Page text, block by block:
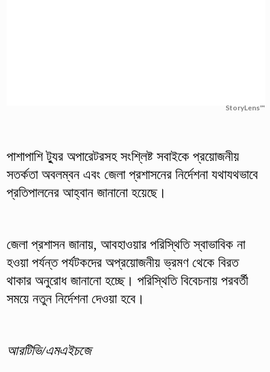
StoryLens™
পাশাপাশি ট্যুর অপারেটরসহ সংশ্লিষ্ট সবাইকে প্রয়োজনীয়
সতর্কতা অবলম্বন এবং জেলা প্রশাসনের নির্দেশনা যথাযথভাবে
প্রতিপালনের আহ্বান জানানো হয়েছে।
জেলা প্রশাসন জানায়, আবহাওয়ার পরিস্থিতি স্বাভাবিক না
হওয়া পর্যন্ত পর্যটকদের অপ্রয়োজনীয় ভ্রমণ থেকে বিরত
থাকার অনুরোধ জানানো হচ্ছে। পরিস্থিতি বিবেচনায় পরবর্তী
সময়ে নতুন নির্দেশনা দেওয়া হবে।
আরটিভি/এমএইচজে